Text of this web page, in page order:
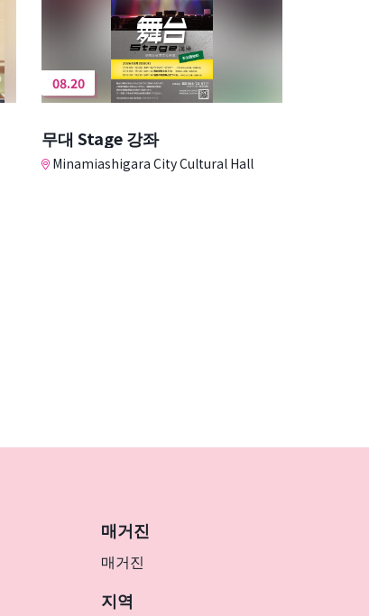
08.20
무대 Stage 강좌
Minamiashigara City Cultural Hall
매거진
매거진
지역